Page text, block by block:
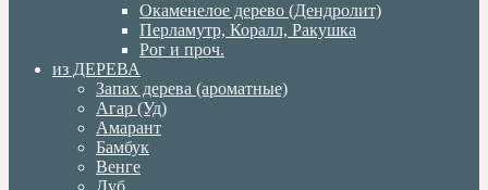
Окаменелое дерево (Дендролит)
Перламутр, Коралл, Ракушка
Рог и проч.
из ДЕРЕВА
Запах дерева (ароматные)
Агар (Уд)
Амарант
Бамбук
Венге
Дуб